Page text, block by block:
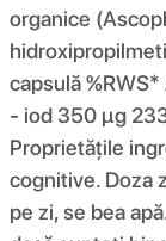
organice
capsulă
- iod 350 µg
Proprietățile
cognitive. Doza
pe zi, se bea